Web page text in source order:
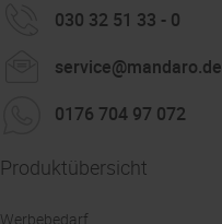
030 32 51 33 - 0
service@mandaro.de
0176 704 97 072
Produktübersicht
Werbebedarf